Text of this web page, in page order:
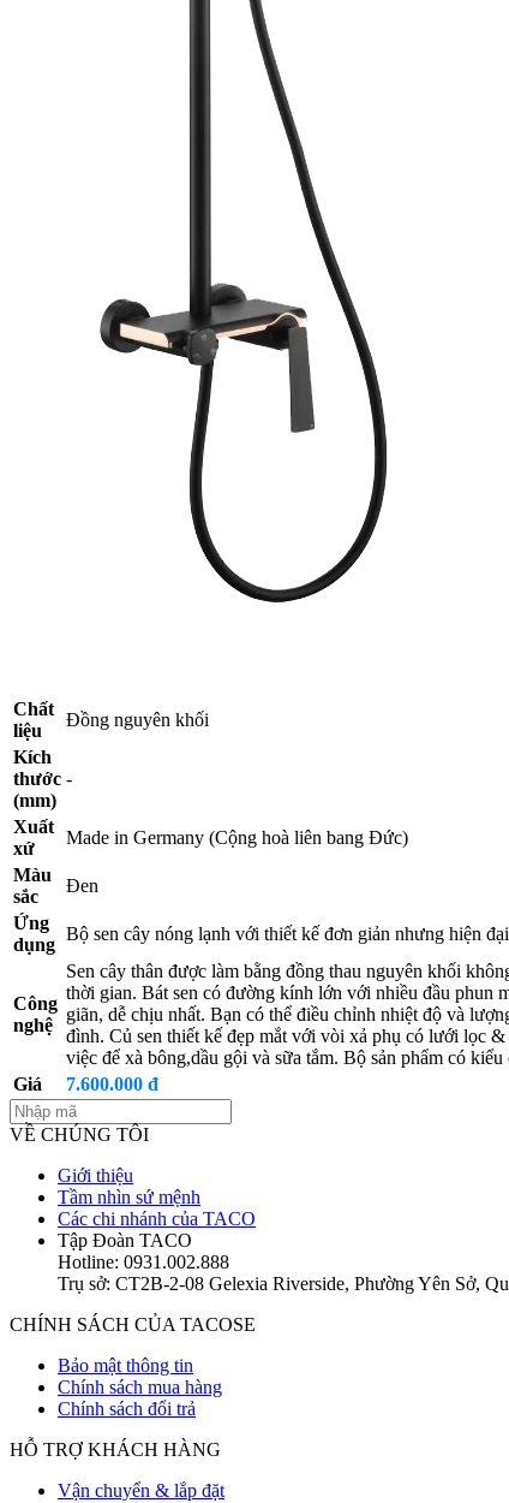
Chất
liệu
Đồng nguyên khối
Kích
thước
(mm)
-
Xuất
xứ
Made in Germany (Cộng hoà liên bang Đức)
Màu
sắc
Đen
Ứng
dụng
Bộ sen cây nóng lạnh với thiết kế đơn giản nhưng hiện
Công
nghệ
Sen cây thân được làm bằng đồng thau nguyên khối
thời gian. Bát sen có đường kính lớn với nhiều đầu phun
giãn, dễ chịu nhất. Bạn có thể điều chỉnh nhiệt độ và
đình. Củ sen thiết kế đẹp mắt với vòi xả phụ có lưới lọc
việc để xà bông,dầu gội và sữa tắm. Bộ sản phẩm có
Giá
7.600.000 đ
VỀ CHÚNG TÔI
Giới thiệu
Tầm nhìn sứ mệnh
Các chi nhánh của TACO
Tập Đoàn TACO
Hotline: 0931.002.888
Trụ sở: CT2B-2-08 Gelexia Riverside, Phường Yên Sở,
CHÍNH SÁCH CỦA TACOSE
Bảo mật thông tin
Chính sách mua hàng
Chính sách đổi trả
HỖ TRỢ KHÁCH HÀNG
Vận chuyển & lắp đặt